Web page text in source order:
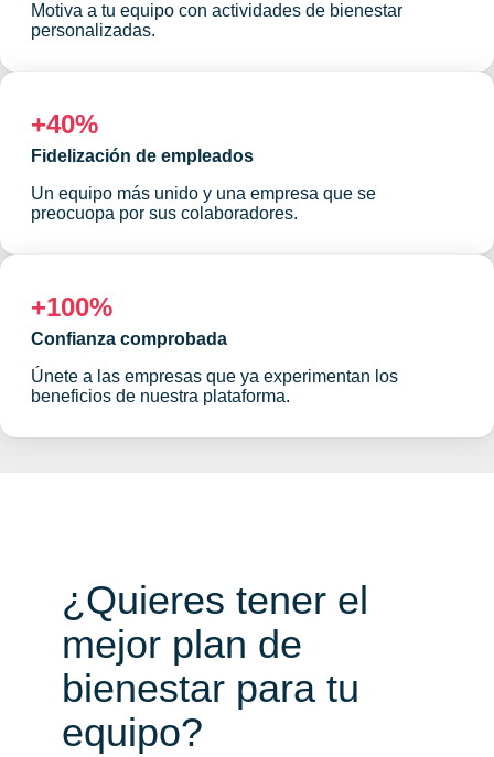
Motiva a tu equipo con actividades de bienestar
personalizadas.
+40%
Fidelización de empleados
Un equipo más unido y una empresa que se
preocuopa por sus colaboradores.
+100%
Confianza comprobada
Únete a las empresas que ya experimentan los
beneficios de nuestra plataforma.
¿Quieres tener el
mejor plan de
bienestar para tu
equipo?